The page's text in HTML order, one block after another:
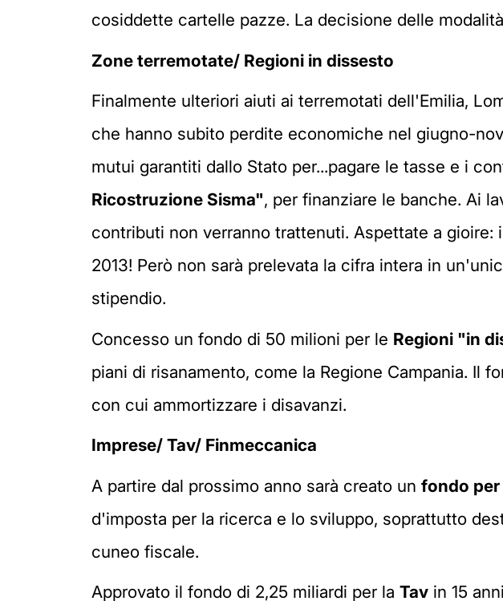
cosiddette cartelle pazze. La decisione delle
Zone terremotate/ Regioni in dissesto
Finalmente ulteriori aiuti ai terremotati dell'Emilia,
che hanno subito perdite economiche nel giugno-
mutui garantiti dallo Stato per...pagare le tasse e i
Ricostruzione Sisma", per finanziare le banche. Ai
contributi non verranno trattenuti. Aspettate a
2013! Però non sarà prelevata la cifra intera in
stipendio.
Concesso un fondo di 50 milioni per le Regioni "in
piani di risanamento, come la Regione Campania. Il
con cui ammortizzare i disavanzi.
Imprese/ Tav/ Finmeccanica
A partire dal prossimo anno sarà creato un fondo per
d'imposta per la ricerca e lo sviluppo, soprattutto
cuneo fiscale.
Approvato il fondo di 2,25 miliardi per la Tav in 15